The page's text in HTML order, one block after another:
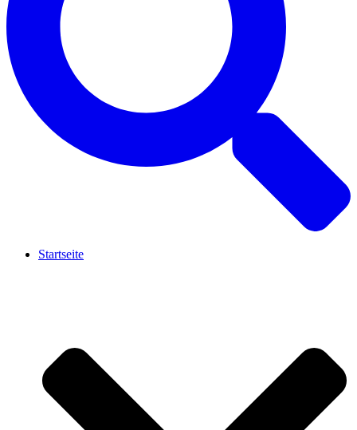
Startseite